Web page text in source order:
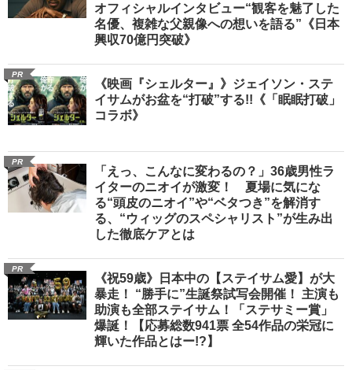
オフィシャルインタビュー“観客を魅了した
名優、複雑な父親像への想いを語る”《日本
興収70億円突破》
PR
《映画『シェルター』》ジェイソン・ステ
イサムがお盆を“打破”する!!《「眠眠打破」
コラボ》
PR
「えっ、こんなに変わるの？」36歳男性ラ
イターのニオイが激変！ 夏場に気にな
る“頭皮のニオイ”や“ベタつき”を解消す
る、“ウィッグのスペシャリスト”が生み出
した徹底ケアとは
PR
《祝59歳》日本中の【ステイサム愛】が大
暴走！ “勝手に”生誕祭試写会開催！ 主演も
助演も全部ステイサム！「ステサミー賞」
爆誕！【応募総数941票 全54作品の栄冠に
輝いた作品とはー!?】